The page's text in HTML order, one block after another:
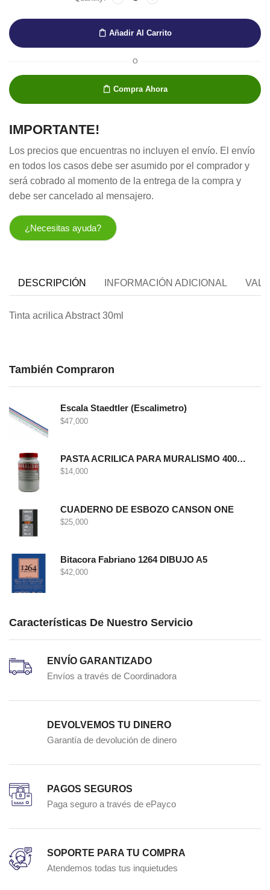
ACRILICA
30
ML
cantidad
Añadir Al Carrito
O
Compra Ahora
IMPORTANTE!
Los precios que encuentras no incluyen el envío. El envío
en todos los casos debe ser asumido por el comprador y
será cobrado al momento de la entrega de la compra y
debe ser cancelado al mensajero.
¿Necesitas ayuda?
DESCRIPCIÓN INFORMACIÓN ADICIONAL
Tinta acrilica Abstract 30ml
También Compraron
Escala Staedtler (Escalimetro)
$47,000
PASTA ACRILICA PARA MURALISMO 400 GRS
$14,000
CUADERNO DE ESBOZO CANSON ONE
$25,000
Bitacora Fabriano 1264 DIBUJO A5
$42,000
Características De Nuestro Servicio
ENVÍO GARANTIZADO
Envíos a través de Coordinadora
DEVOLVEMOS TU DINERO
Garantía de devolución de dinero
PAGOS SEGUROS
Paga seguro a través de ePayco
SOPORTE PARA TU COMPRA
Atendemos todas tus inquietudes